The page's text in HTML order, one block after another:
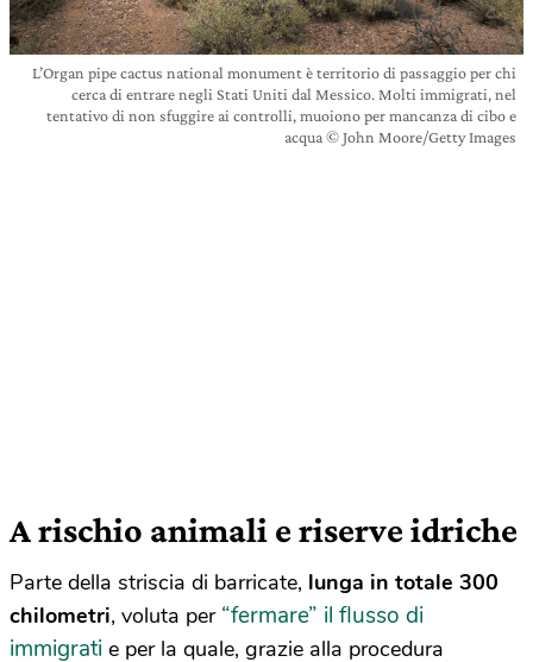
L’Organ pipe cactus national monument è territorio di passaggio per chi
cerca di entrare negli Stati Uniti dal Messico. Molti immigrati, nel
tentativo di non sfuggire ai controlli, muoiono per mancanza di cibo e
acqua © John Moore/Getty Images
A rischio animali e riserve idriche
Parte della striscia di barricate, lunga in totale 300
chilometri, voluta per “fermare” il flusso di
immigrati e per la quale, grazie alla procedura